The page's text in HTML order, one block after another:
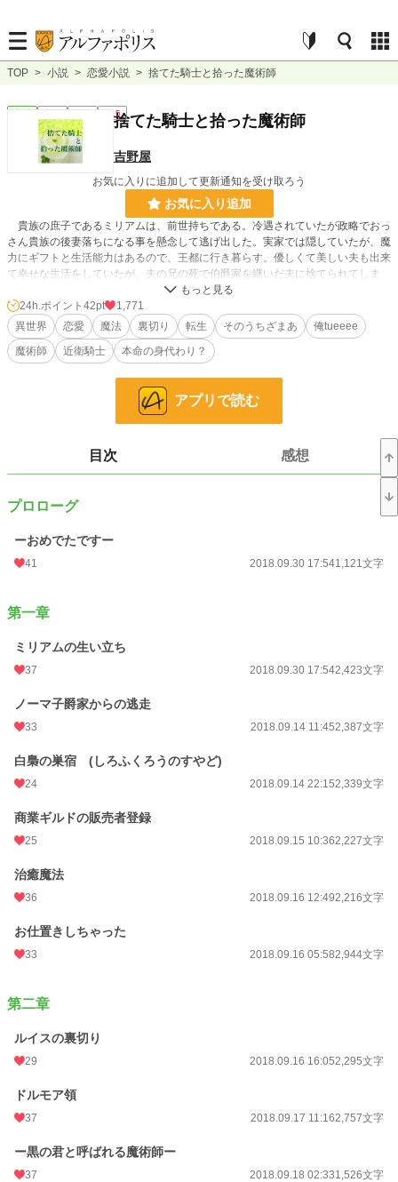
TOP > 小説 > 恋愛小説 > 捨てた騎士と拾った魔術師
R15捨てた騎士と拾った魔術師
吉野屋
お気に入りに追加して更新通知を受け取ろう
お気に入り追加
貴族の庶子であるミリアムは、前世持ちである。冷遇されていたが政略でおっ
さん貴族の後妻落ちになる事を懸念して逃げ出した。実家では隠していたが、魔
力にギフトと生活能力はあるので、王都に行き暮らす。優しくて美しい夫も出来
て幸せな生活をしていたが、夫の兄の死で伯爵家を継いだ夫に捨てられてしま
う。その後、王都に来る前に出会った男（その時は鳥だった）に再会して国を左
右する陰謀に巻き込まれていく。
小説 17,339 位 / 228,570 件
7,759 位 / 66,310 件
42 pt
更新日時
初回公開日時 2018.09.13 21:19
週間ポイント
月間ポイント 434 pt (37,223 位)
年間ポイント
累計ポイント 2,120,856 pt (2,568 位)
24h.ポイント 42pt
1,771
異世界
恋愛 魔法 裏切り 転生 そのうちざまあ
俺tueeee
魔術師
近衛騎士 本命の身代わり？
アプリで読む
目次 感想
プロローグ
ーおめでたですー
41 2018.09.30 17:541,121文字
第一章
ミリアムの生い立ち
37 2018.09.30 17:542,423文字
ノーマ子爵家からの逃走
33 2018.09.14 11:452,387文字
白梟の巣宿 (しろふくろうのすやど)
24 2018.09.14 22:152,339文字
商業ギルドの販売者登録
25 2018.09.15 10:362,227文字
治癒魔法
36 2018.09.16 12:492,216文字
お仕置きしちゃった
33 2018.09.16 05:582,944文字
第二章
ルイスの裏切り
29 2018.09.16 16:052,295文字
ドルモア領
37 2018.09.17 11:162,757文字
ー黒の君と呼ばれる魔術師ー
37 2018.09.18 02:331,526文字